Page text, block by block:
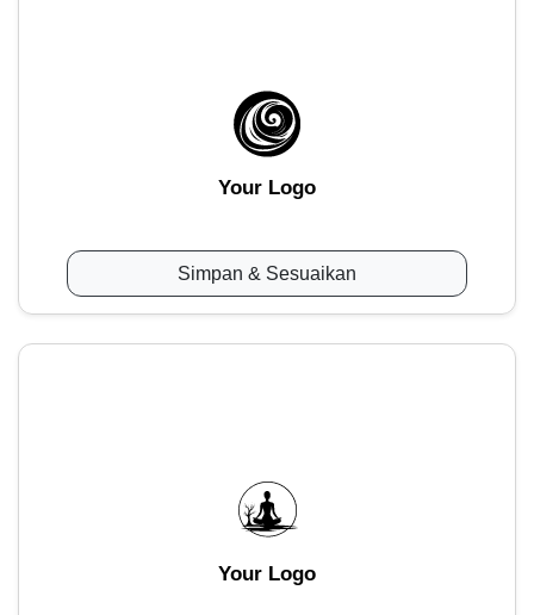
Your Logo
Simpan & Sesuaikan
Your Logo